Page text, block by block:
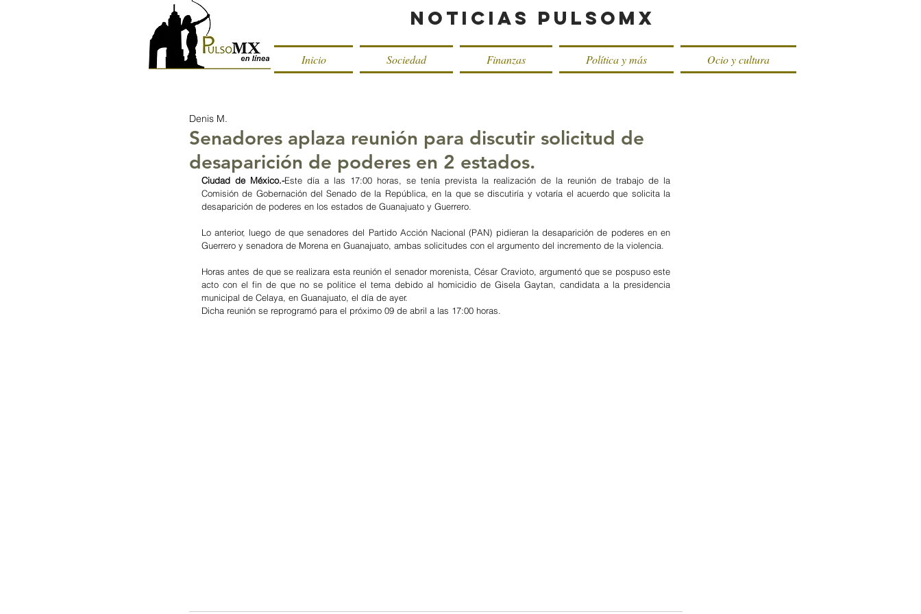
Noticias PulsoMX
Inicio Sociedad Finanzas Política y más Ocio y cultura
Senadores aplaza reunión para discutir solicitud de
desaparición de poderes en 2 estados.
Denis M.
Ciudad de México.-Este día a las 17:00 horas, se tenía prevista la realización de la reunión de trabajo de la
Comisión de Gobernación del Senado de la República, en la que se discutiría y votaría el acuerdo que solicita la
desaparición de poderes en los estados de Guanajuato y Guerrero.
Lo anterior, luego de que senadores del Partido Acción Nacional (PAN) pidieran la desaparición de poderes en en
Guerrero y senadora de Morena en Guanajuato, ambas solicitudes con el argumento del incremento de la violencia.
Horas antes de que se realizara esta reunión el senador morenista, César Cravioto, argumentó que se pospuso este
acto con el fin de que no se politice el tema debido al homicidio de Gisela Gaytan, candidata a la presidencia
municipal de Celaya, en Guanajuato, el día de ayer.
Dicha reunión se reprogramó para el próximo 09 de abril a las 17:00 horas.